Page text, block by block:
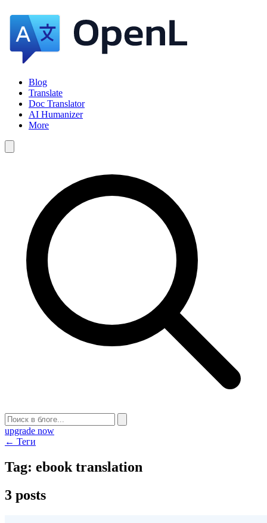
Blog
Translate
Doc Translator
AI Humanizer
More
upgrade now
← Теги
Tag: ebook translation
3 posts